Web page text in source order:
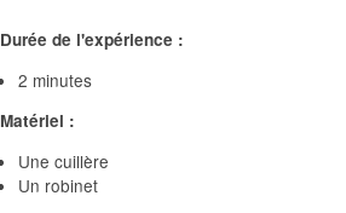
Durée de l'expérience :
2 minutes
Matériel :
Une cuillère
Un robinet